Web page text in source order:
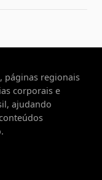
páginas regionais
corporais e
ajudando